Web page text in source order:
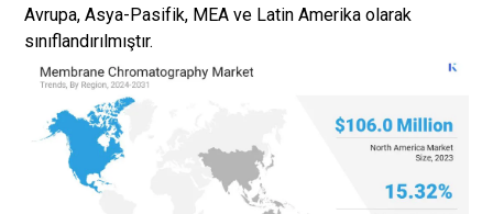
Avrupa, Asya-Pasifik, MEA ve Latin Amerika olarak
sınıflandırılmıştır.